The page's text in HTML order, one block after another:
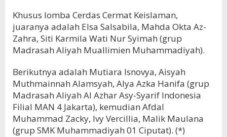
Khusus lomba Cerdas Cermat Keislaman,
juaranya adalah Elsa Salsabila, Mahda Okta Az-
Zahra, Siti Karmila Wati Nur Syimah (grup
Madrasah Aliyah Muallimien Muhammadiyah).
Berikutnya adalah Mutiara Isnovya, Aisyah
Muthmainnah Alamsyah, Alya Azka Hanifa (grup
Madrasah Aliyah Al Azhar Asy-Syarif Indonesia
Filial MAN 4 Jakarta), kemudian Afdal
Muhammad Zacky, Ivy Vercillia, Malik Maulana
(grup SMK Muhammadiyah 01 Ciputat). (*)